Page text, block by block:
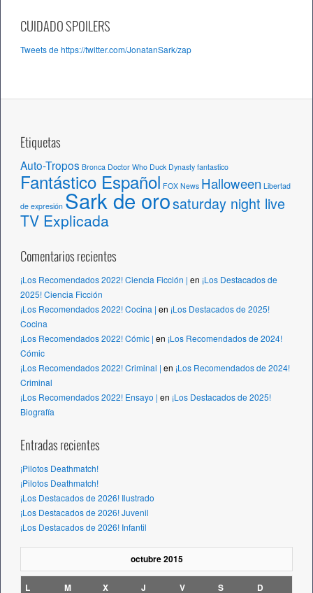
c
i
CUIDADO SPOILERS
Tweets de https://twitter.com/JonatanSark/zap
Etiquetas
Auto-Tropos Bronca Doctor Who Duck Dynasty fantastico
Fantástico Español FOX News Halloween Libertad
de expresión Sark de orosaturday night live
TV Explicada
Comentarios recientes
¡Los Recomendados 2022! Ciencia Ficción | en ¡Los Destacados de
2025! Ciencia Ficción
¡Los Recomendados 2022! Cocina | en ¡Los Destacados de 2025!
Cocina
¡Los Recomendados 2022! Cómic | en ¡Los Recomendados de 2024!
Cómic
¡Los Recomendados 2022! Criminal | en ¡Los Recomendados de 2024!
Criminal
¡Los Recomendados 2022! Ensayo | en ¡Los Destacados de 2025!
Biografía
Entradas recientes
¡Pilotos Deathmatch!
¡Pilotos Deathmatch!
¡Los Destacados de 2026! Ilustrado
¡Los Destacados de 2026! Juvenil
¡Los Destacados de 2026! Infantil
octubre 2015
L M X J V S D